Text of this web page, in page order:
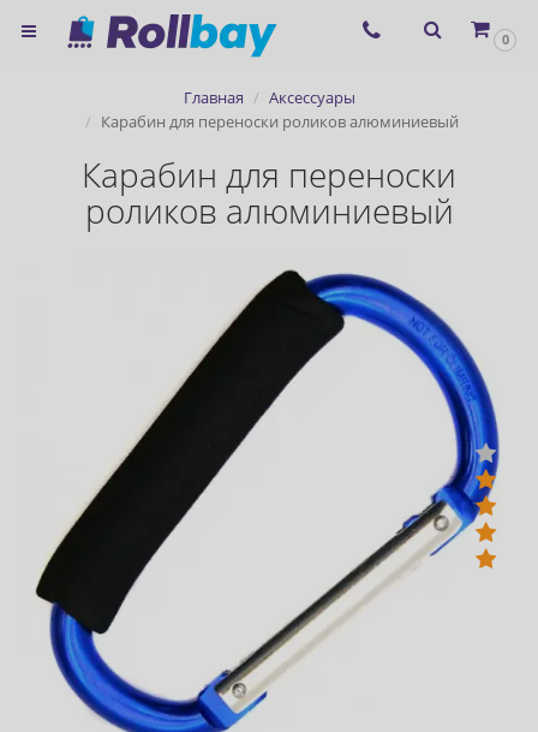
0
Главная
Аксессуары
Карабин для переноски роликов алюминиевый
Карабин для переноски
роликов алюминиевый
×
сервиса ЯНДЕКС.МЕТРИКА и
файлов cookie